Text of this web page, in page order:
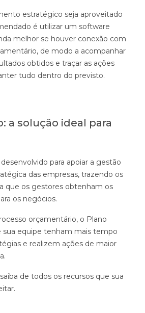
estratégico seja aproveitado
é utilizar um software
melhor se houver conexão com
de modo a acompanhar
obtidos e traçar as ações
tudo dentro do previsto.
a solução ideal para
para apoiar a gestão
das empresas, trazendo os
que os gestores obtenham os
os negócios.
orçamentário, o Plano
equipe tenham mais tempo
e realizem ações de maior
de todos os recursos que sua